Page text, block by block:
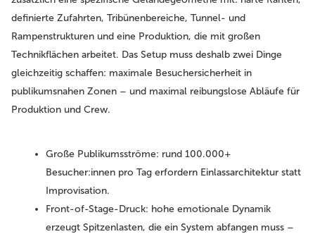
definierte Zufahrten, Tribünenbereiche, Tunnel- und
Rampenstrukturen und eine Produktion, die mit großen
Technikflächen arbeitet. Das Setup muss deshalb zwei Dinge
gleichzeitig schaffen: maximale Besuchersicherheit in
publikumsnahen Zonen – und maximal reibungslose Abläufe für
Produktion und Crew.
Große Publikumsströme: rund 100.000+
Besucher:innen pro Tag erfordern Einlassarchitektur statt
Improvisation.
Front-of-Stage-Druck: hohe emotionale Dynamik
erzeugt Spitzenlasten, die ein System abfangen muss –